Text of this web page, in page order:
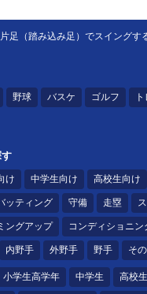
片足（踏み込み足）でスイングす
野球 バスケ ゴルフ
け 中学生向け 高校生向け
ッティング 守備 走塁
ングアップ コンディショニン
内野手 外野手 野手 そ
小学生高学年 中学生 高校生